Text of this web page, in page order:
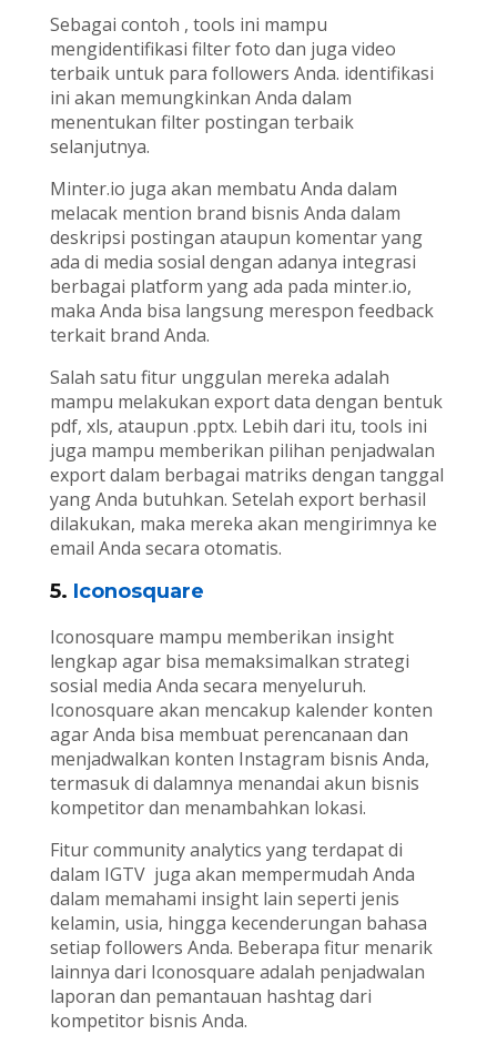
Sebagai contoh , tools ini mampu
mengidentifikasi filter foto dan juga video
terbaik untuk para followers Anda. identifikasi
ini akan memungkinkan Anda dalam
menentukan filter postingan terbaik
selanjutnya.
Minter.io juga akan membatu Anda dalam
melacak mention brand bisnis Anda dalam
deskripsi postingan ataupun komentar yang
ada di media sosial dengan adanya integrasi
berbagai platform yang ada pada minter.io,
maka Anda bisa langsung merespon feedback
terkait brand Anda.
Salah satu fitur unggulan mereka adalah
mampu melakukan export data dengan bentuk
pdf, xls, ataupun .pptx. Lebih dari itu, tools ini
juga mampu memberikan pilihan penjadwalan
export dalam berbagai matriks dengan tanggal
yang Anda butuhkan. Setelah export berhasil
dilakukan, maka mereka akan mengirimnya ke
email Anda secara otomatis.
5. Iconosquare
Iconosquare mampu memberikan insight
lengkap agar bisa memaksimalkan strategi
sosial media Anda secara menyeluruh.
Iconosquare akan mencakup kalender konten
agar Anda bisa membuat perencanaan dan
menjadwalkan konten Instagram bisnis Anda,
termasuk di dalamnya menandai akun bisnis
kompetitor dan menambahkan lokasi.
Fitur community analytics yang terdapat di
dalam IGTV juga akan mempermudah Anda
dalam memahami insight lain seperti jenis
kelamin, usia, hingga kecenderungan bahasa
setiap followers Anda. Beberapa fitur menarik
lainnya dari Iconosquare adalah penjadwalan
laporan dan pemantauan hashtag dari
kompetitor bisnis Anda.